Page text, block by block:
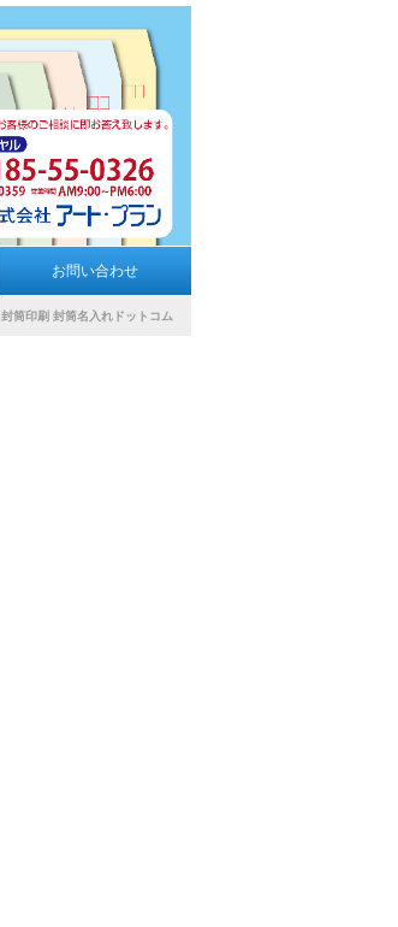
お問い合わせ
封筒印刷 封筒名入れドットコム